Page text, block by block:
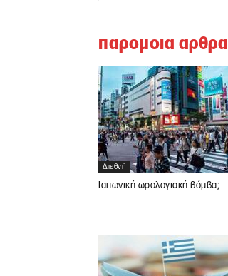
παρομοια αρθρα
Διεθνή
Ιαπωνική ωρολογιακή βόμβα;